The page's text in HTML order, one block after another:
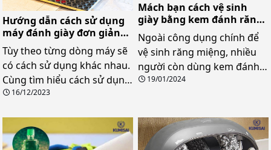
Hướng dẫn cách sử dụng
máy đánh giày đơn giản
tại nhà
Tùy theo từng dòng máy sẽ
có cách sử dụng khác nhau.
Cùng tìm hiểu cách sử dụng
máy đánh giày của các dòng
16/12/2023
Mách bạn cách vệ sinh
giày bằng kem đánh răng
cực hiệu quả
Ngoài công dụng chính để
vệ sinh răng miệng, nhiều
người còn dùng kem đánh
răng để làm sạch giày. Vậy
không?
19/01/2024